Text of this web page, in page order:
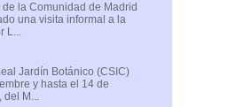
la Comunidad de Madrid
una visita informal a la
L...
Jardín Botánico (CSIC)
y hasta el 14 de
M...